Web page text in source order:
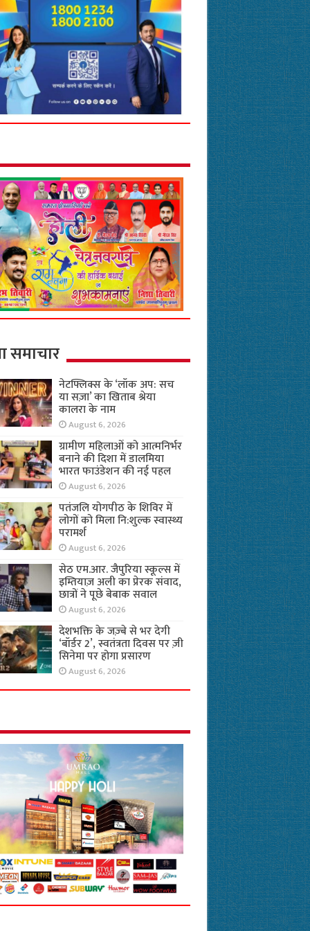
समाचार
नेटफ्लिक्स के ‘लॉक अप: सच
या सज़ा’ का खिताब श्रेया
कालरा के नाम
August 6, 2026
ग्रामीण महिलाओं को आत्मनिर्भर
बनाने की दिशा में डालमिया
भारत फाउंडेशन की नई पहल
August 6, 2026
पतंजलि योगपीठ के शिविर में
लोगों को मिला नि:शुल्क स्वास्थ्य
परामर्श
August 6, 2026
सेठ एम.आर. जैपुरिया स्कूल्स में
इम्तियाज़ अली का प्रेरक संवाद,
छात्रों ने पूछे बेबाक सवाल
August 6, 2026
देशभक्ति के जज़्बे से भर देगी
‘बॉर्डर 2’, स्वतंत्रता दिवस पर ज़ी
सिनेमा पर होगा प्रसारण
August 6, 2026